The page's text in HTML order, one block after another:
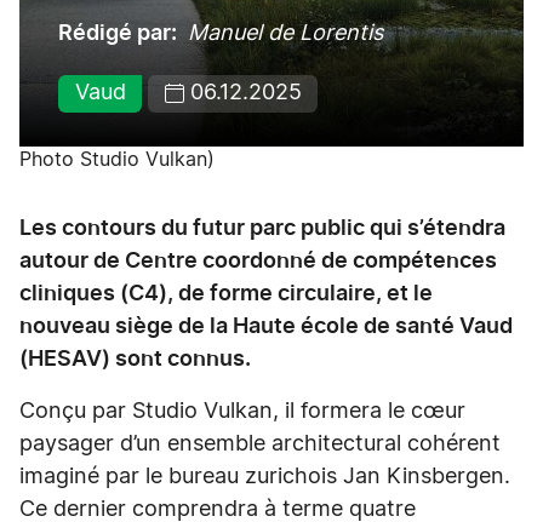
Rédigé par Manuel de Lorentis
Vaud 06.12.2025
Photo Studio Vulkan)
Les contours du futur parc public qui s’étendra
autour de Centre coordonné de compétences
cliniques (C4), de forme circulaire, et le
nouveau siège de la Haute école de santé Vaud
(HESAV) sont connus.
Conçu par Studio Vulkan, il formera le cœur
paysager d’un ensemble architectural cohérent
imaginé par le bureau zurichois Jan Kinsbergen.
Ce dernier comprendra à terme quatre